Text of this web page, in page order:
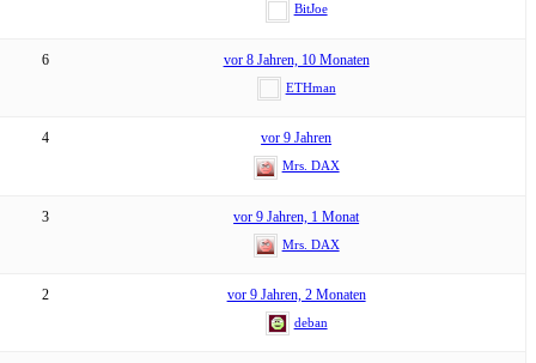
BitJoe
6 vor 8 Jahren, 10 Monaten
ETHman
4 vor 9 Jahren
Mrs. DAX
3 vor 9 Jahren, 1 Monat
Mrs. DAX
2 vor 9 Jahren, 2 Monaten
deban